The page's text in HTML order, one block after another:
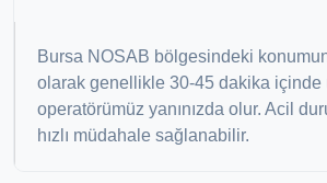
Bursa NOSAB bölgesindeki
olarak genellikle 30-45 dakika içinde
operatörümüz yanınızda olur. Acil
hızlı müdahale sağlanabilir.